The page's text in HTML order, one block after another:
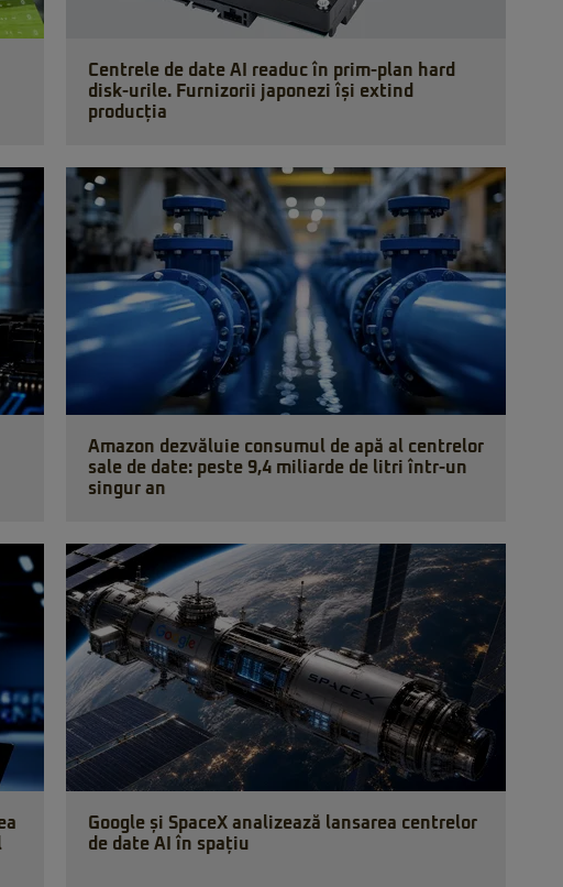
Centrele de date AI readuc în prim-plan hard
disk-urile. Furnizorii japonezi își extind
producția
Amazon dezvăluie consumul de apă al centrelor
sale de date: peste 9,4 miliarde de litri într-un
singur an
Google și SpaceX analizează lansarea centrelor
de date AI în spațiu